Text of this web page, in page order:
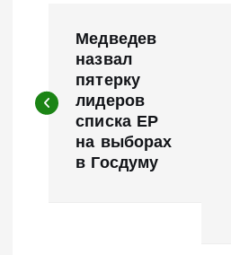
в
Медведев
назвал
пятерку
лидеров
списка ЕР
на выборах
в Госдуму